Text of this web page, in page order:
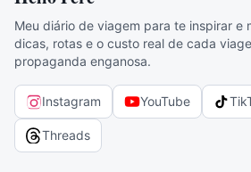
Meu diário de viagem para te inspirar e
dicas, rotas e o custo real de cada
propaganda enganosa.
Instagram YouTube
Threads